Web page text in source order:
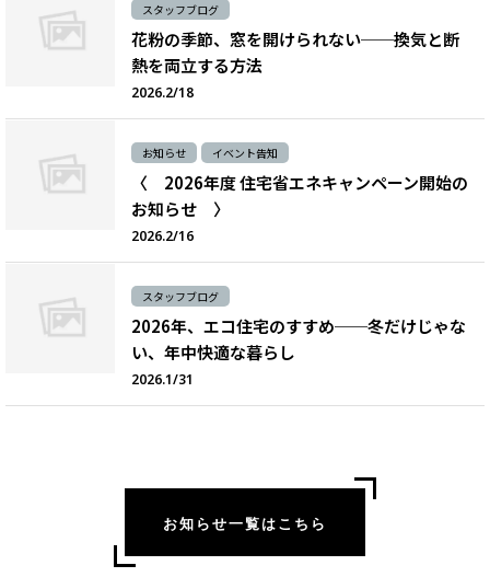
スタッフブログ
花粉の季節、窓を開けられない──換気と断
熱を両立する方法
2026.2/18
お知らせ イベント告知
〈 2026年度 住宅省エネキャンペーン開始の
お知らせ 〉
2026.2/16
スタッフブログ
2026年、エコ住宅のすすめ──冬だけじゃな
い、年中快適な暮らし
2026.1/31
お知らせ一覧はこちら